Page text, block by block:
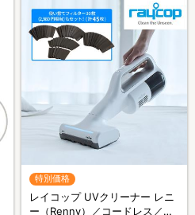
特別価格
レイコップ UVクリーナー レニ
ー（Renny）／コードレス／軽